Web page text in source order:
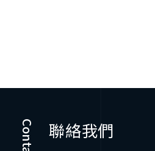
聯絡我們